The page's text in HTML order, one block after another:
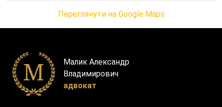
Переглянути на Google Maps
Малик Александр
Владимирович
адвокат